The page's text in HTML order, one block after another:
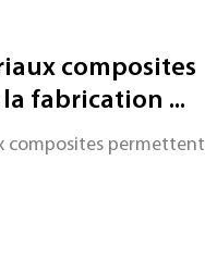
composites
fabrication ...
composites